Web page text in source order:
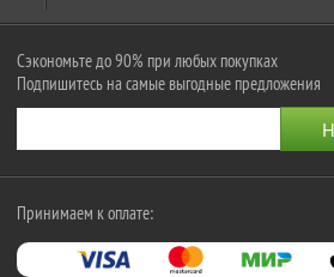
Сэкономьте до 90% при любых покупках
Подпишитесь на самые выгодные предложения
Принимаем к оплате: